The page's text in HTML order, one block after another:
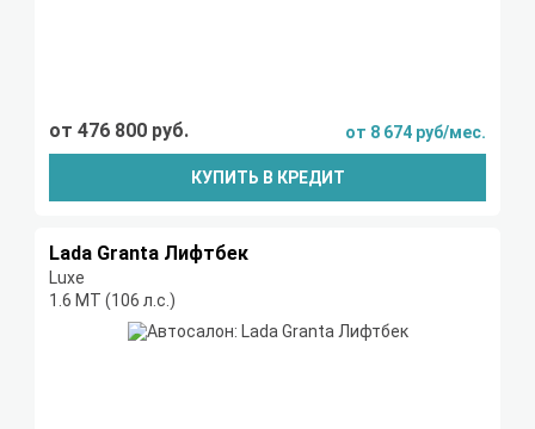
от 476 800 руб. от 8 674 руб/мес.
КУПИТЬ В КРЕДИТ
Lada Granta Лифтбек
Luxe
1.6 МТ (106 л.с.)